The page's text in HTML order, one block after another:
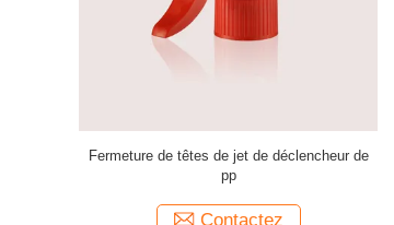
JY113-01 Le pulvérisateur à gâchette en
plastique à grande sortie a des actionneurs
Contactez